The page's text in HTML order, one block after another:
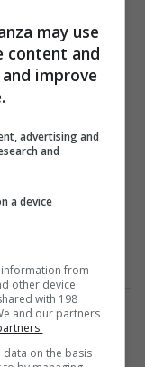
amplia del perfil
equilibradas y
digital
may use
content and
improve
advertising and
and
a device
from
other device
with 198
and our partners
on the basis